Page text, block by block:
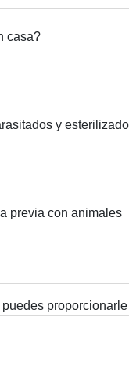
casa?
y
previa con animales